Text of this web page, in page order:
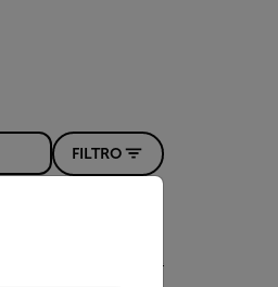
FILTRO
version of our website.